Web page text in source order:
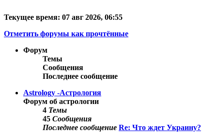
Текущее время: 07 авг 2026, 06:55
Отметить форумы как прочтённые
Форум
Темы
Сообщения
Последнее сообщение
Astrology -Астрология
Форум об астрологии
4 Темы
45 Сообщения
Последнее сообщение Re: Что ждет Украину?